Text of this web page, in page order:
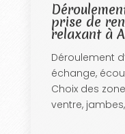
prise de
relaxant à
Déroulement
échange,
Choix des
ventre,